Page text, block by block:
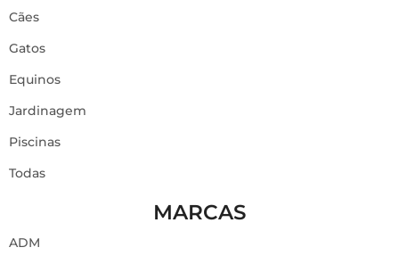
Cães
Gatos
Equinos
Jardinagem
Piscinas
Todas
MARCAS
ADM